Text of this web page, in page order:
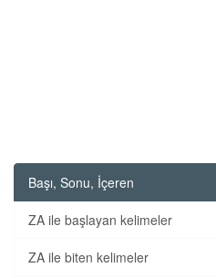
Başı, Sonu, İçeren
ZA ile başlayan kelimeler
ZA ile biten kelimeler